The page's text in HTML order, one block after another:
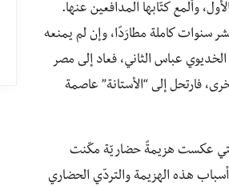
وألمع كتّابها المدافعين عنها.
سنوات كاملة مطارَدًا، وإن لم يمنعه
عباس الثاني، فعاد إلى مصر
فارتحل إلى “الأستانة” عاصمة
التي عكست هزيمةً حضاريّة مكّنت
هذه الهزيمة والتردّي الحضاري